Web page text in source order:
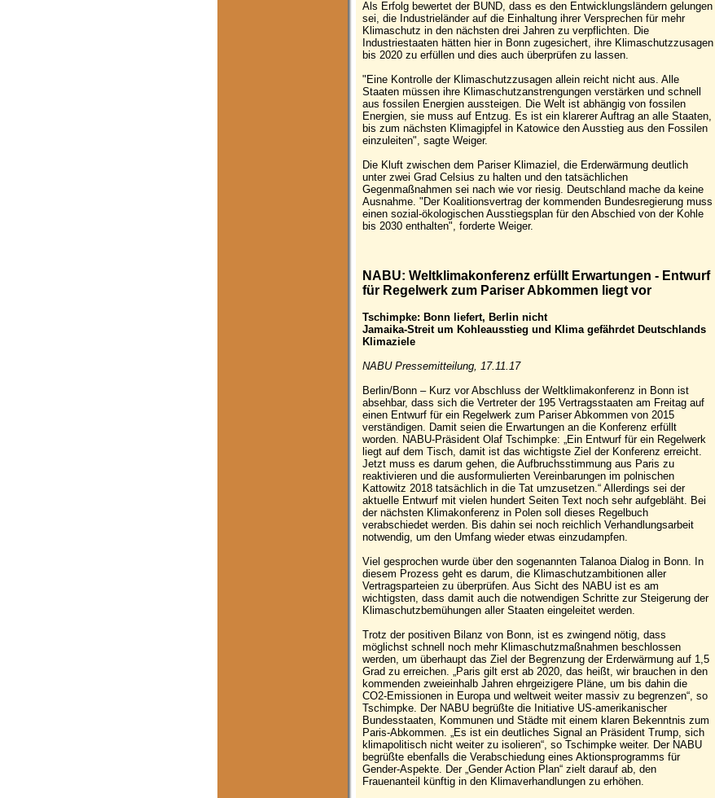
Als Erfolg bewertet der BUND, dass es den Entwicklungsländern gelungen
sei, die Industrieländer auf die Einhaltung ihrer Versprechen für mehr
Klimaschutz in den nächsten drei Jahren zu verpflichten. Die
Industriestaaten hätten hier in Bonn zugesichert, ihre Klimaschutzzusagen
bis 2020 zu erfüllen und dies auch überprüfen zu lassen.
"Eine Kontrolle der Klimaschutzzusagen allein reicht nicht aus. Alle
Staaten müssen ihre Klima­schutz­an­strengungen verstärken und schnell
aus fossilen Energien aussteigen. Die Welt ist abhängig von fossilen
Energien, sie muss auf Entzug. Es ist ein klarerer Auftrag an alle Staaten,
bis zum nächsten Klimagipfel in Katowice den Ausstieg aus den Fossilen
einzuleiten", sagte Weiger.
Die Kluft zwischen dem Pariser Klimaziel, die Erderwärmung deutlich
unter zwei Grad Celsius zu halten und den tatsächlichen
Gegenmaßnahmen sei nach wie vor riesig. Deutschland mache da keine
Ausnahme. "Der Koalitionsvertrag der kommenden Bundesregierung muss
einen sozial-ökologischen Ausstiegsplan für den Abschied von der Kohle
bis 2030 enthalten", forderte Weiger.
NABU: Weltklimakonferenz erfüllt Erwartungen - Entwurf
für Regelwerk zum Pariser Abkommen liegt vor
Tschimpke: Bonn liefert, Berlin nicht
Jamaika-Streit um Kohleausstieg und Klima gefährdet Deutschlands
Klimaziele
NABU Pressemitteilung, 17.11.17
Berlin/Bonn – Kurz vor Abschluss der Weltklimakonferenz in Bonn ist
absehbar, dass sich die Vertreter der 195 Vertragsstaaten am Freitag auf
einen Entwurf für ein Regelwerk zum Pariser Abkommen von 2015
verständigen. Damit seien die Erwartungen an die Konferenz erfüllt
worden. NABU-Präsident Olaf Tschimpke: „Ein Entwurf für ein Regelwerk
liegt auf dem Tisch, damit ist das wichtigste Ziel der Konferenz erreicht.
Jetzt muss es darum gehen, die Aufbruchsstimmung aus Paris zu
reaktivieren und die ausformulierten Vereinbarungen im polnischen
Kattowitz 2018 tatsächlich in die Tat umzusetzen.“ Allerdings sei der
aktuelle Entwurf mit vielen hundert Seiten Text noch sehr aufgebläht. Bei
der nächsten Klimakonferenz in Polen soll dieses Regelbuch
verabschiedet werden. Bis dahin sei noch reichlich Verhandlungsarbeit
notwendig, um den Umfang wieder etwas einzudampfen.
Viel gesprochen wurde über den sogenannten Talanoa Dialog in Bonn. In
diesem Prozess geht es darum, die Klimaschutzambitionen aller
Vertragsparteien zu überprüfen. Aus Sicht des NABU ist es am
wichtigsten, dass damit auch die notwendigen Schritte zur Steigerung der
Klimaschutzbemühungen aller Staaten eingeleitet werden.
Trotz der positiven Bilanz von Bonn, ist es zwingend nötig, dass
möglichst schnell noch mehr Klimaschutzmaßnahmen beschlossen
werden, um überhaupt das Ziel der Begrenzung der Erderwärmung auf 1,5
Grad zu erreichen. „Paris gilt erst ab 2020, das heißt, wir brauchen in den
kommenden zweieinhalb Jahren ehrgeizigere Pläne, um bis dahin die
CO2-Emissionen in Europa und weltweit weiter massiv zu begrenzen“, so
Tschimpke. Der NABU begrüßte die Initiative US-amerikanischer
Bundesstaaten, Kommunen und Städte mit einem klaren Bekenntnis zum
Paris-Abkommen. „Es ist ein deutliches Signal an Präsident Trump, sich
klimapolitisch nicht weiter zu isolieren“, so Tschimpke weiter. Der NABU
begrüßte ebenfalls die Verabschiedung eines Aktionsprogramms für
Gender-Aspekte. Der „Gender Action Plan“ zielt darauf ab, den
Frauenanteil künftig in den Klimaverhandlungen zu erhöhen.